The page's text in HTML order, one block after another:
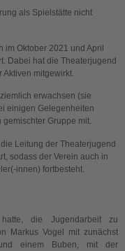
als Spielstätte nicht
im Oktober 2021 und April
Dabei hat die Theaterjugend
mitgewirkt.
erwachsen (sie
einigen Gelegenheiten
Gruppe mit.
Leitung der Theaterjugend
sodass der Verein auch in
innen) fortbesteht.
die Jugendarbeit zu
Markus Vogel mit zunächst
einem Buben, mit der